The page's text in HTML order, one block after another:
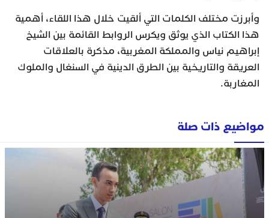
وأبرزت مختلف الكلمات التي ألقيت خلال هذا اللقاء، أهمية
هذا الكتاب الذي يوثق ويكرس الروابط القائمة بين الشيخ
إبراهيم نياس والمملكة المغربية، مذكرة بالعلاقات
العريقة والتاريخية بين الطرق الدينية في السنغال والملوك
المغاربة.
مواضيع ذات صلة